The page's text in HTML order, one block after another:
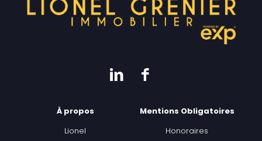
À propos
Lionel
Mentions Obligatoires
Honoraires